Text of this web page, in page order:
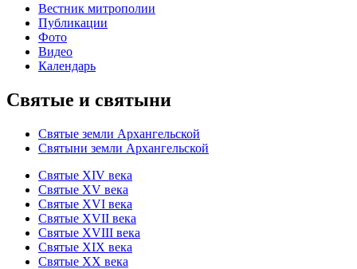
Вестник митрополии
Публикации
Фото
Видео
Календарь
Святые и святыни
Святые земли Архангельской
Святыни земли Архангельской
Святые XIV века
Святые XV века
Святые XVI века
Святые XVII века
Святые XVIII века
Святые XIX века
Святые XX века